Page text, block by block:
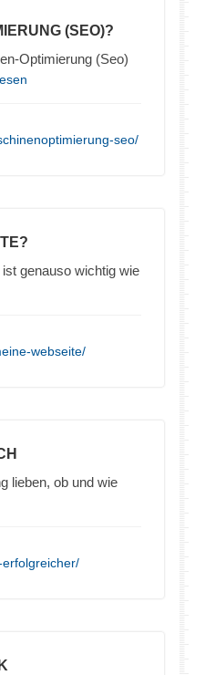
(SEO)?
Optimierung (Seo)
seo/
genauso wichtig wie
webseite/
lieben, ob und wie